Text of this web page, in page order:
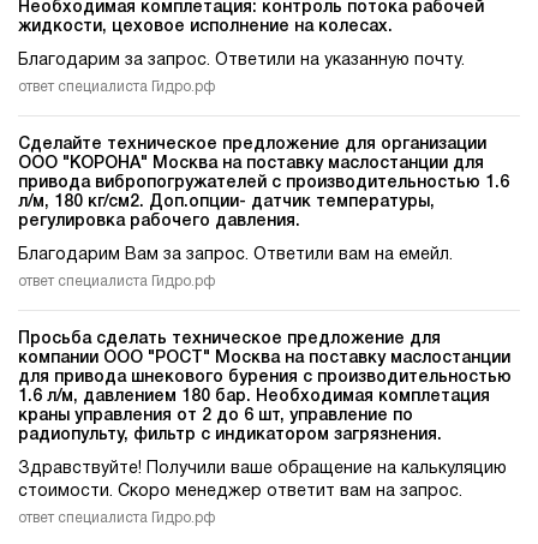
Необходимая комплетация: контроль потока рабочей
жидкости, цеховое исполнение на колесах.
Благодарим за запрос. Ответили на указанную почту.
ответ специалиста Гидро.рф
Сделайте техническое предложение для организации
ООО "КОРОНА" Москва на поставку маслостанции для
привода вибропогружателей c производительностью 1.6
л/м, 180 кг/см2. Доп.опции- датчик температуры,
регулировка рабочего давления.
Благодарим Вам за запрос. Ответили вам на емейл.
ответ специалиста Гидро.рф
Просьба сделать техническое предложение для
компании ООО "РОСТ" Москва на поставку маслостанции
для привода шнекового бурения c производительностью
1.6 л/м, давлением 180 бар. Необходимая комплетация
краны управления от 2 до 6 шт, управление по
радиопульту, фильтр с индикатором загрязнения.
Здравствуйте! Получили ваше обращение на калькуляцию
стоимости. Скоро менеджер ответит вам на запрос.
ответ специалиста Гидро.рф